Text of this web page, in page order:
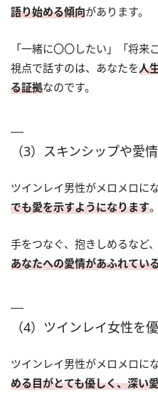
語り始める傾向があります。
「一緒に〇〇したい」「将来
視点で話すのは、あなたを人
る証拠なのです。
（3）スキンシップや愛
ツインレイ男性がメロメロにな
でも愛を示すようになります。
手をつなぐ、抱きしめるなど
あなたへの愛情があふれてい
（4）ツインレイ女性を
ツインレイ男性がメロメロにな
める目がとても優しく、深い